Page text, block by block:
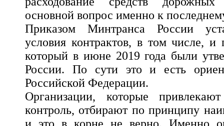
основной вопрос именно к
Приказом Минтранса России
условия контрактов, в том числе, и
который в июне 2019 года были
России. По сути это и есть
Российской Федерации.
Организации, которые
контроль, отбирают по принципу